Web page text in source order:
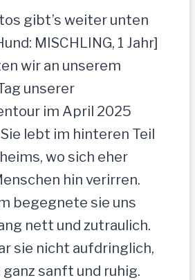
gibt’s weiter unten
MISCHLING, 1 Jahr]
wir an unserem
unserer
im April 2025
lebt im hinteren Teil
wo sich eher
hin verirren.
begegnete sie uns
nett und zutraulich.
sie nicht aufdringlich,
sanft und ruhig.